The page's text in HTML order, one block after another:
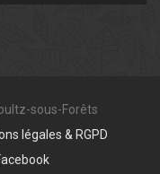
sous-Forêts
légales & RGPD